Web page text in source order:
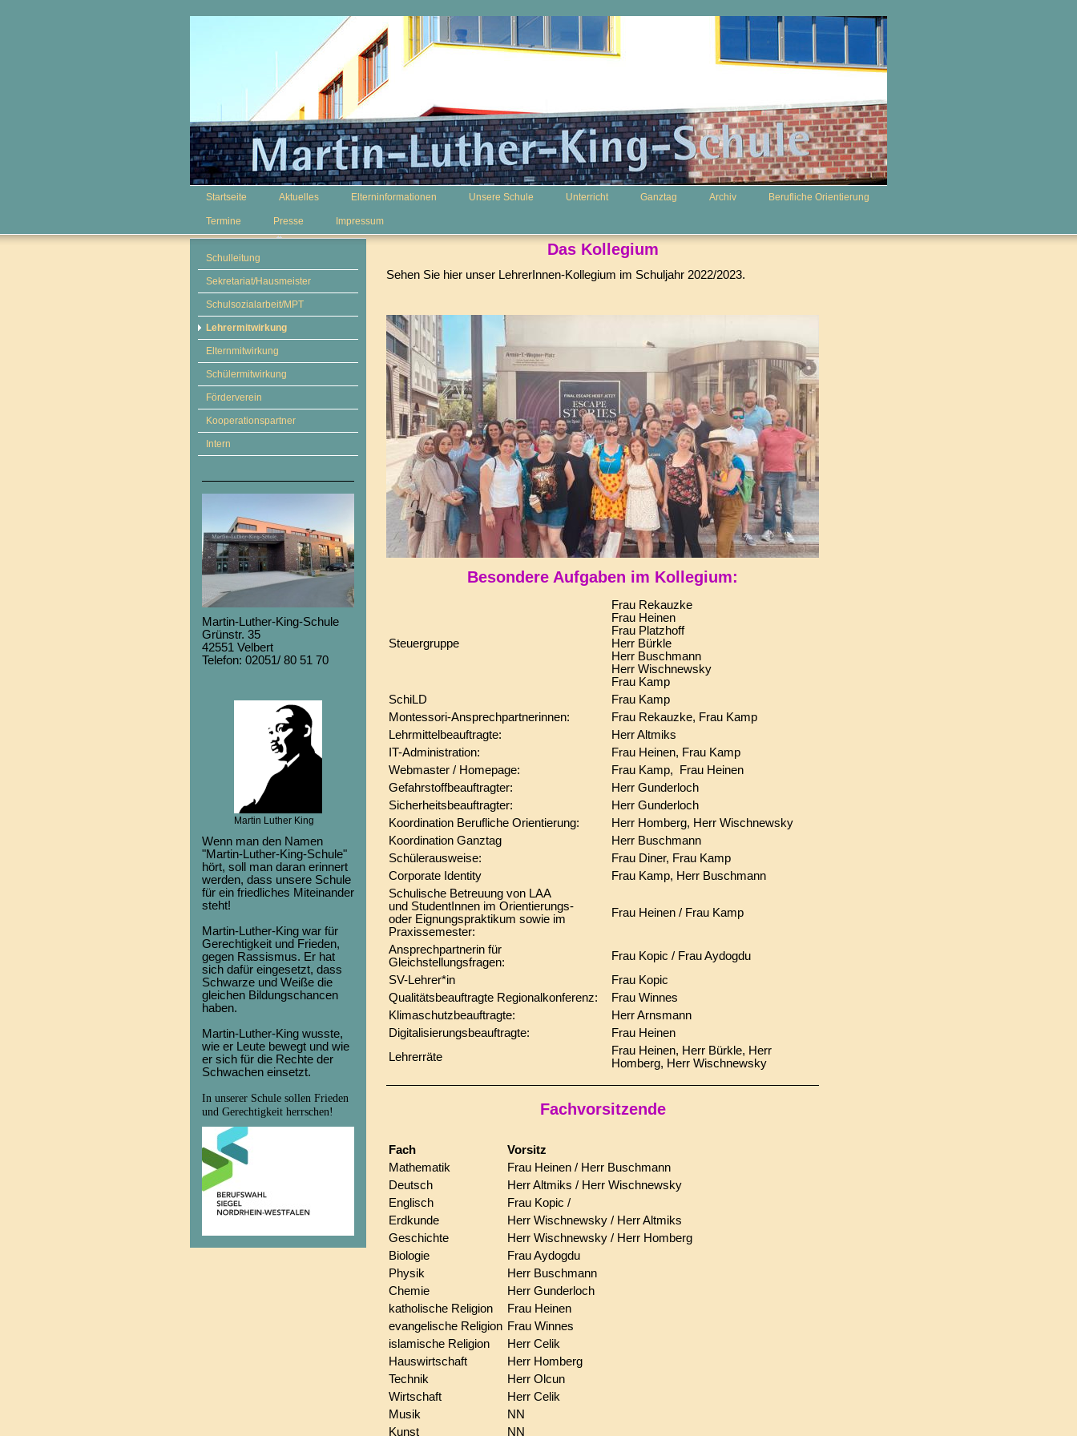
Startseite Aktuelles Elterninformationen Unsere Schule Unterricht Ganztag Archiv Berufliche Orientierung
Termine Presse Impressum
Schulleitung
Sekretariat/Hausmeister
Schulsozialarbeit/MPT
Lehrermitwirkung
Elternmitwirkung
Schülermitwirkung
Förderverein
Kooperationspartner
Intern
Martin-Luther-King-Schule
Grünstr. 35
42551 Velbert
Telefon: 02051/ 80 51 70
Martin Luther King
Wenn man den Namen
"Martin-Luther-King-Schule"
hört, soll man daran erinnert
werden, dass unsere Schule
für ein friedliches Miteinander
steht!
Martin-Luther-King war für
Gerechtigkeit und Frieden,
gegen Rassismus. Er hat
sich dafür eingesetzt, dass
Schwarze und Weiße die
gleichen Bildungschancen
haben.
Martin-Luther-King wusste,
wie er Leute bewegt und wie
er sich für die Rechte der
Schwachen einsetzt.
In unserer Schule sollen Frieden
und Gerechtigkeit herrschen!
Das Kollegium
Sehen Sie hier unser LehrerInnen-Kollegium im Schuljahr 2022/2023.
Besondere Aufgaben im Kollegium:
Steuergruppe
Frau Rekauzke
Frau Heinen
Frau Platzhoff
Herr Bürkle
Herr Buschmann
Herr Wischnewsky
Frau Kamp
SchiLD
Frau Kamp
Montessori-Ansprechpartnerinnen:
Frau Rekauzke, Frau Kamp
Lehrmittelbeauftragte:
Herr Altmiks
IT-Administration:
Frau Heinen, Frau Kamp
Webmaster / Homepage:
Frau Kamp, Frau Heinen
Gefahrstoffbeauftragter:
Herr Gunderloch
Sicherheitsbeauftragter:
Herr Gunderloch
Koordination Berufliche Orientierung:
Herr Homberg, Herr Wischnewsky
Koordination Ganztag
Herr Buschmann
Schülerausweise:
Frau Diner, Frau Kamp
Corporate Identity
Frau Kamp, Herr Buschmann
Schulische Betreuung von LAA
und StudentInnen im Orientierungs-
oder Eignungspraktikum sowie im
Praxissemester:
Frau Heinen / Frau Kamp
Ansprechpartnerin für
Gleichstellungsfragen:
Frau Kopic / Frau Aydogdu
SV-Lehrer*in
Frau Kopic
Qualitätsbeauftragte Regionalkonferenz:
Frau Winnes
Klimaschutzbeauftragte:
Herr Arnsmann
Digitalisierungsbeauftragte:
Frau Heinen
Lehrerräte
Frau Heinen, Herr Bürkle, Herr
Homberg, Herr Wischnewsky
Fachvorsitzende
Fach
Vorsitz
Mathematik
Frau Heinen / Herr Buschmann
Deutsch
Herr Altmiks / Herr Wischnewsky
Englisch
Frau Kopic /
Erdkunde
Herr Wischnewsky / Herr Altmiks
Geschichte
Herr Wischnewsky / Herr Homberg
Biologie
Frau Aydogdu
Physik
Herr Buschmann
Chemie
Herr Gunderloch
katholische Religion
Frau Heinen
evangelische Religion Frau Winnes
islamische Religion
Herr Celik
Hauswirtschaft
Herr Homberg
Technik
Herr Olcun
Wirtschaft
Herr Celik
Musik
NN
Kunst
NN